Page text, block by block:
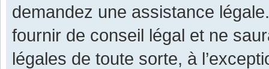
demandez une assistance
fournir de conseil légal et ne
légales de toute sorte, à